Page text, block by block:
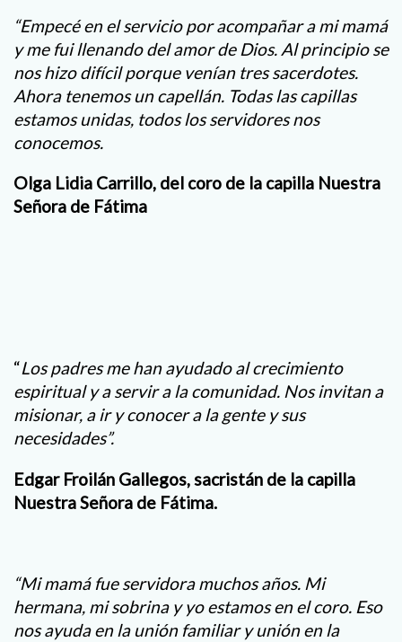
“Empecé en el servicio por acompañar a mi mamá
y me fui llenando del amor de Dios. Al principio se
nos hizo difícil porque venían tres sacerdotes.
Ahora tenemos un capellán. Todas las capillas
estamos unidas, todos los servidores nos
conocemos.
Olga Lidia Carrillo, del coro de la capilla Nuestra
Señora de Fátima
“Los padres me han ayudado al crecimiento
espiritual y a servir a la comunidad. Nos invitan a
misionar, a ir y conocer a la gente y sus
necesidades”.
Edgar Froilán Gallegos, sacristán de la capilla
Nuestra Señora de Fátima.
“Mi mamá fue servidora muchos años. Mi
hermana, mi sobrina y yo estamos en el coro. Eso
nos ayuda en la unión familiar y unión en la